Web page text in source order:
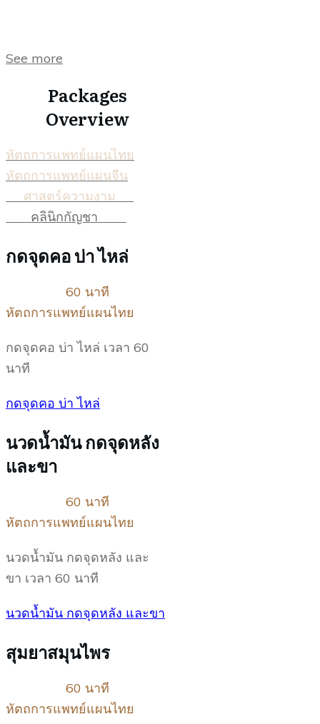
See more
Packages
Overview
หัตถการแพทย์แผนไทย
หัตถการแพทย์แผนจีน
ศาสตร์ความงาม
คลินิกกัญชา
กดจุดคอ บ่า ไหล่
60 นาที
หัตถการแพทย์แผนไทย
กดจุดคอ บ่า ไหล่ เวลา 60
นาที
กดจุดคอ บ่า ไหล่
นวดน้ำมัน กดจุดหลัง
และขา
60 นาที
หัตถการแพทย์แผนไทย
นวดน้ำมัน กดจุดหลัง และ
ขา เวลา 60 นาที
นวดน้ำมัน กดจุดหลัง และขา
สุมยาสมุนไพร
60 นาที
หัตถการแพทย์แผนไทย